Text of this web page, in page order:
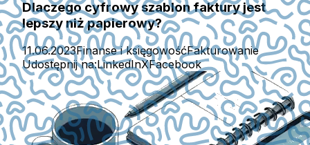
Dlaczego cyfrowy szablon faktury jest
lepszy niż papierowy?
11.06.2023Finanse i księgowośćFakturowanie
Udostępnij na:LinkedInXFacebook